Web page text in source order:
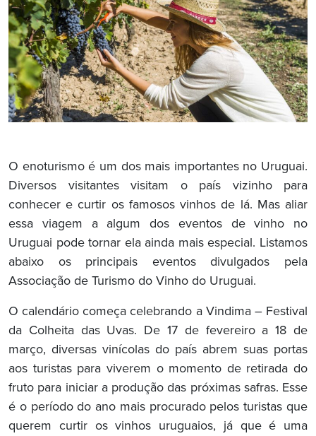
O enoturismo é um dos mais importantes no Uruguai.
Diversos visitantes visitam o país vizinho para
conhecer e curtir os famosos vinhos de lá. Mas aliar
essa viagem a algum dos eventos de vinho no
Uruguai pode tornar ela ainda mais especial. Listamos
abaixo os principais eventos divulgados pela
Associação de Turismo do Vinho do Uruguai.
O calendário começa celebrando a Vindima – Festival
da Colheita das Uvas. De 17 de fevereiro a 18 de
março, diversas vinícolas do país abrem suas portas
aos turistas para viverem o momento de retirada do
fruto para iniciar a produção das próximas safras. Esse
é o período do ano mais procurado pelos turistas que
querem curtir os vinhos uruguaios, já que é uma